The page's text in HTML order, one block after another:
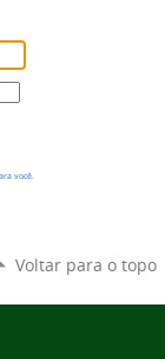
você.
Voltar para o topo